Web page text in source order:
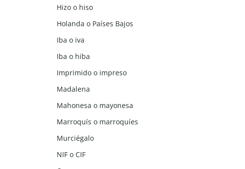
Hizo o hiso
Holanda o Países Bajos
Iba o iva
Iba o hiba
Imprimido o impreso
Madalena
Mahonesa o mayonesa
Marroquís o marroquíes
Murciégalo
NIF o CIF